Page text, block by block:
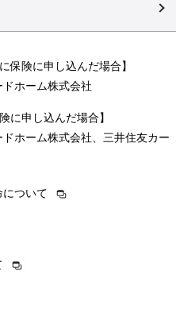
保険に申し込んだ場合】
ホーム株式会社
に申し込んだ場合】
ホーム株式会社、三井住友カー
ついて